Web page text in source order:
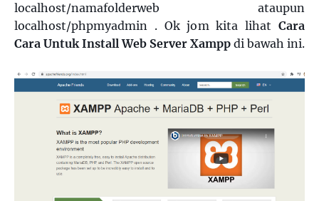
localhost/namafolderweb ataupun
localhost/phpmyadmin . Ok jom kita lihat Cara
Cara Untuk Install Web Server Xampp di bawah ini.